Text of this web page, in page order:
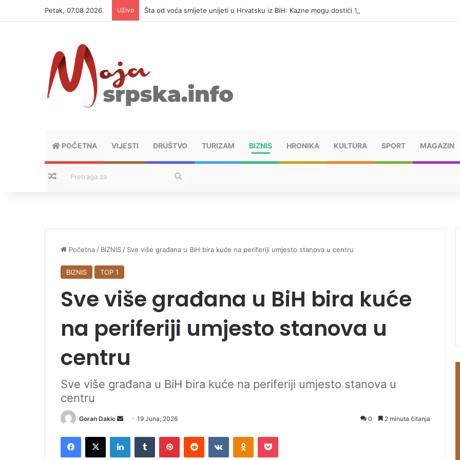
Petak, 07.08.2026. Uživo Šta od voća smijete unijeti u Hrvatsku iz BiH: Kazne mogu dostići 13.260 evra
POČETNA VIJESTI DRUŠTVO TURIZAM BIZNIS HRONIKA KULTURA SPORT MAGAZIN
Nasumični tekstovi
Početna / BIZNIS / Sve više građana u BiH bira kuće na periferiji umjesto stanova u centru
BIZNIS TOP 1
Sve više građana u BiH bira kuće
na periferiji umjesto stanova u
centru
Sve više građana u BiH bira kuće na periferiji umjesto stanova u
centru
Goran Dakic
d
19 Juna, 2026 0 2 minuta čitanja